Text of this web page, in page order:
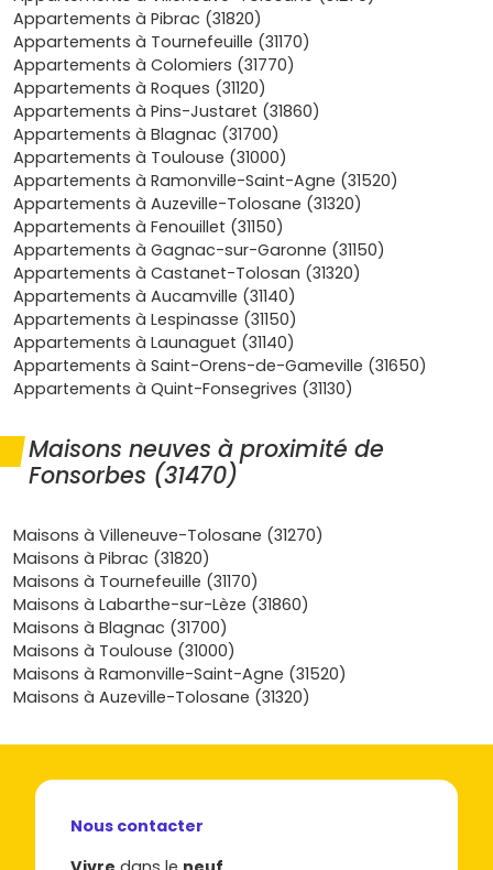
dans l'aéronautique ou le tertiaire.
Demande locative solide: le secteur attire les jeunes
actifs et familles à la recherche d'un bon compromis
prix/temps de trajet. Pour uninvestissement locatif
tu vises une vacance modérée et des surfaces
très recherchées.
Qualité de vie: cadre résidentiel, équipements
sportifs, écoles, commerces de proximité et espaces
verts. Un quotidien simple, pratique.
Avantages du neuf: normesRE 2020, isolation
performante, faibles charges,
frais de notaire
réduits (environ 2 à 3 %) , garanties constructeur. Et
potentiellement le dispositifPinelenzone B1
optimiser ta fiscalité (si tu loues, sous conditions).
Résultat : unappartement neuf à Fonsorbes
un bon équilibre entre confort, valeur patrimoniale et
accessibilité.
Quels types d'appartements neufs à
Fonsorbes
investissement. Ces petites surfaces, proches des axes
et des services, offrent souvent le meilleur
locatif. Cherche les résidences avec parking et balcon
pour maximiser l'attractivité.
T3 et T4 familiaux — Les programmes récents à
Fonsorbes misent sur des plans
optimisés
traversants, desterrasseset du stationnement. C'est
l'option confort si tu veux t'installer durablement avec
Certains projets proposent des finitions soignées
(parquet, volets motorisés, salles d'eau équipées),
privilégier pour limiter l'entretien et faciliter la revente.
Appartements à Pibrac (31820)
Appartements à Tournefeuille (31170)
Appartements à Colomiers (31770)
Appartements à Roques (31120)
Appartements à Pins-Justaret (31860)
Appartements à Blagnac (31700)
Appartements à Toulouse (31000)
Appartements à Ramonville-Saint-Agne (31520)
Appartements à Auzeville-Tolosane (31320)
Appartements à Fenouillet (31150)
Appartements à Gagnac-sur-Garonne (31150)
Appartements à Castanet-Tolosan (31320)
Appartements à Aucamville (31140)
Appartements à Lespinasse (31150)
Appartements à Launaguet (31140)
Appartements à Saint-Orens-de-Gameville (31650)
Appartements à Quint-Fonsegrives (31130)
Maisons neuves à proximité de
Fonsorbes (31470)
Maisons à Villeneuve-Tolosane (31270)
Maisons à Pibrac (31820)
Maisons à Tournefeuille (31170)
Maisons à Labarthe-sur-Lèze (31860)
Maisons à Blagnac (31700)
Maisons à Toulouse (31000)
Maisons à Ramonville-Saint-Agne (31520)
Maisons à Auzeville-Tolosane (31320)
Nous contacter